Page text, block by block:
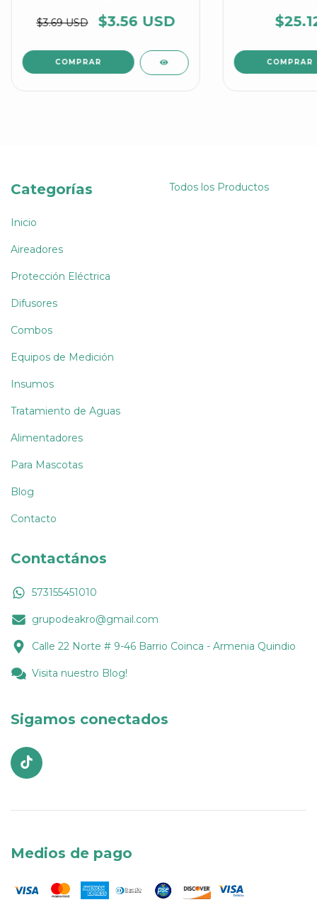
$3.69 USD $3.56 USD
COMPRAR
Categorías
Inicio
Aireadores
Protección Eléctrica
Difusores
Combos
Equipos de Medición
Insumos
Tratamiento de Aguas
Alimentadores
Para Mascotas
Blog
Contacto
Todos los Productos
Contactános
573155451010
grupodeakro@gmail.com
Calle 22 Norte # 9-46 Barrio Coinca - Armenia Quindio
Visita nuestro Blog!
Sigamos conectados
Medios de pago